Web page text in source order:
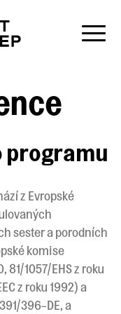
programu
z Evropské
sester a porodních
komise
81/1057/EHS z roku
z roku 1992) a
396-DE, a